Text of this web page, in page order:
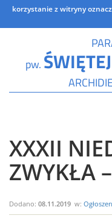
korzystanie z witryny
PARAFIA
pw.
XXXII
ZWYKŁA
Dodano: 08.11.2019 w: